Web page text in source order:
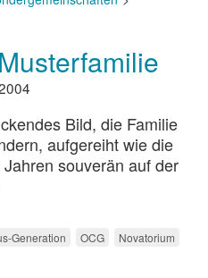
Bild, die Familie
aufgereiht wie die
souverän auf der
Generation OCG Novatorium